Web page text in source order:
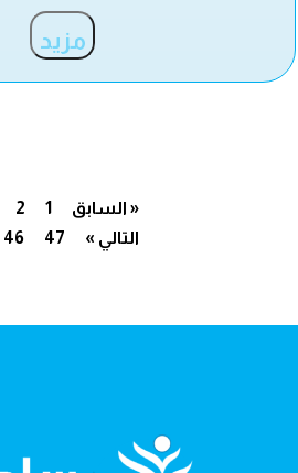
مزيد
« السابق 1
2
46
47 التالي »